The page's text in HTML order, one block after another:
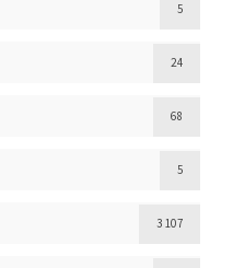
5
24
68
5
3 107